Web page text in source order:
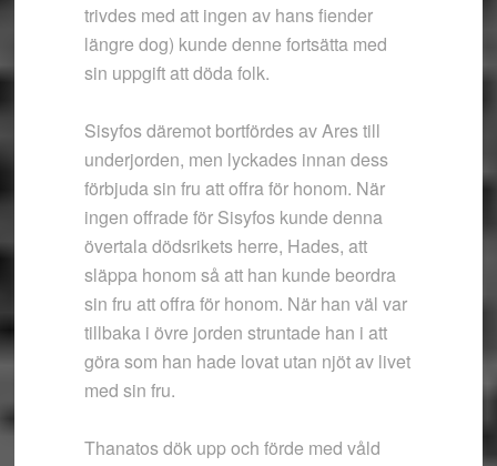
trivdes med att ingen av hans fiender
längre dog) kunde denne fortsätta med
sin uppgift att döda folk.
Sisyfos däremot bortfördes av Ares till
underjorden, men lyckades innan dess
förbjuda sin fru att offra för honom. När
ingen offrade för Sisyfos kunde denna
övertala dödsrikets herre, Hades, att
släppa honom så att han kunde beordra
sin fru att offra för honom. När han väl var
tillbaka i övre jorden struntade han i att
göra som han hade lovat utan njöt av livet
med sin fru.
Thanatos dök upp och förde med våld